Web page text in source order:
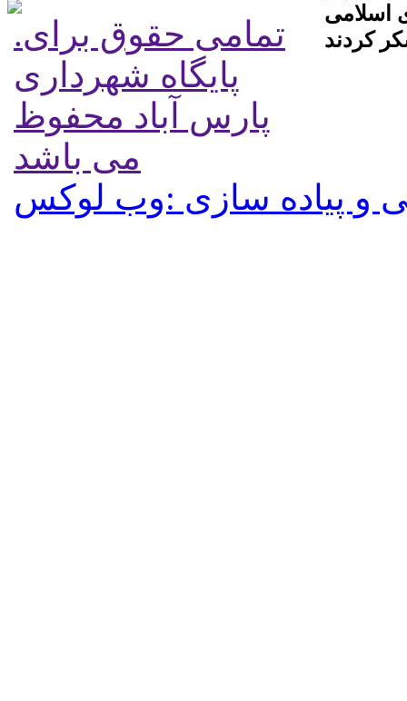
اسلامی
کردند
.تمامی حقوق برای
پایگاه شهرداری
پارس آباد محفوظ
می باشد
و پیاده سازی :وب لوکس